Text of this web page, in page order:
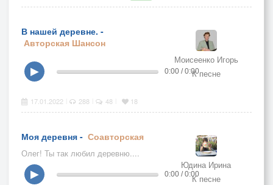
В нашей деревне. -
Авторская Шансон
Моисеенко Игорь
К песне
▶ 0:00 / 0:00
17.01.2022 288 48 18
Моя деревня - Соавторская
Олег! Ты так любил деревню....
Юдина Ирина
К песне
▶ 0:00 / 0:00